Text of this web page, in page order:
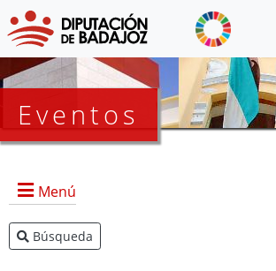
Eventos
Menú
Agenda Presidencia
Búsqueda